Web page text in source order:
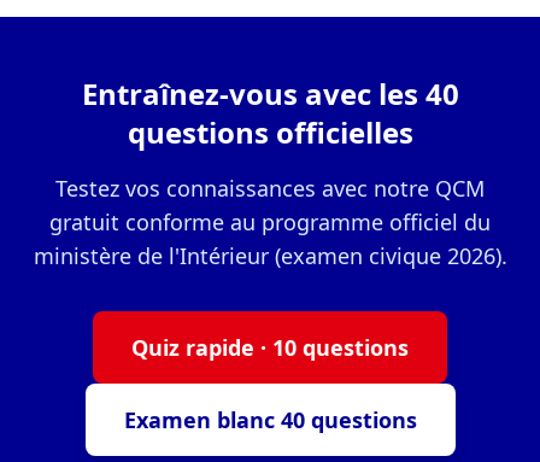
Entraînez-vous avec les 40
questions officielles
Testez vos connaissances avec notre QCM
gratuit conforme au programme officiel du
ministère de l'Intérieur (examen civique 2026).
Quiz rapide · 10 questions
Examen blanc 40 questions